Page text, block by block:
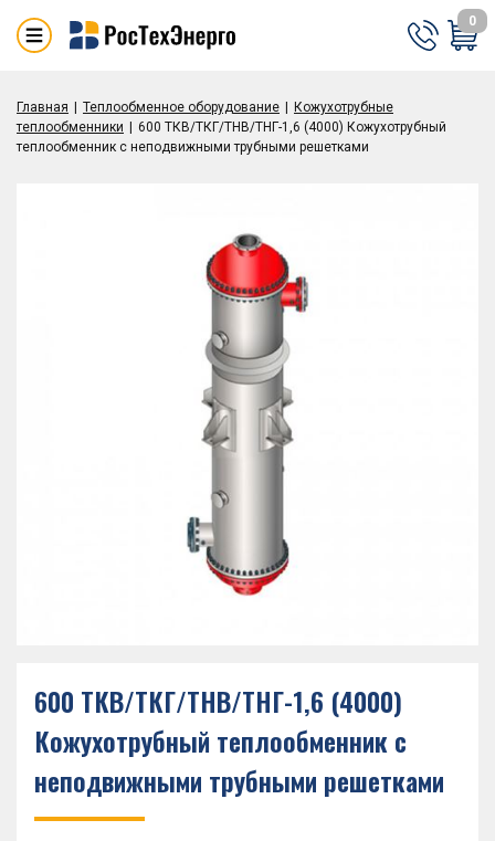
0
Главная Теплообменное оборудование
Кожухотрубные
теплообменники
600 ТКВ/ТКГ/ТНВ/ТНГ-1,6 (4000) Кожухотрубный
теплообменник с неподвижными трубными решетками
600 ТКВ/ТКГ/ТНВ/ТНГ-1,6 (4000)
Кожухотрубный теплообменник с
неподвижными трубными решетками